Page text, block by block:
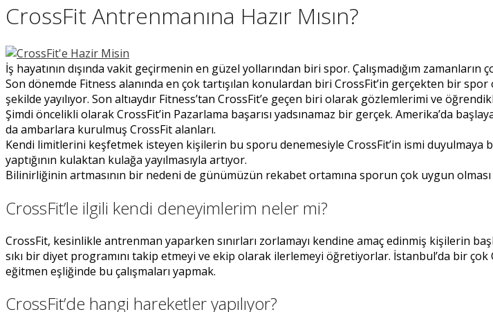
CrossFit Antrenmanına Hazır Mısın?
İş hayatının dışında vakit geçirmenin en güzel yollarından biri spor. Çalışmadığım
Son dönemde Fitness alanında en çok tartışılan konulardan biri CrossFit’in gerçekten bir
şekilde yayılıyor. Son altıaydır Fitness’tan CrossFit’e geçen biri olarak gözlemlerimi ve
Şimdi öncelikli olarak CrossFit’in Pazarlama başarısı yadsınamaz bir gerçek. Amerika’da
da ambarlara kurulmuş CrossFit alanları.
Kendi limitlerini keşfetmek isteyen kişilerin bu sporu denemesiyle CrossFit’in ismi duyulmaya
yaptığının kulaktan kulağa yayılmasıyla artıyor.
Bilinirliğinin artmasının bir nedeni de günümüzün rekabet ortamına sporun çok uygun
CrossFit’le ilgili kendi deneyimlerim neler mi?
CrossFit, kesinlikle antrenman yaparken sınırları zorlamayı kendine amaç edinmiş kişilerin
sıkı bir diyet programını takip etmeyi ve ekip olarak ilerlemeyi öğretiyorlar. İstanbul’da bir
eğitmen eşliğinde bu çalışmaları yapmak.
CrossFit’de hangi hareketler yapılıyor?